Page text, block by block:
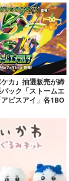
カ』抽選販売が締
ック「ストームエ
ビスアイ」各1BO
プ